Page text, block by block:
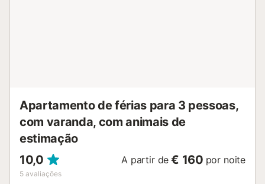
Apartamento de férias para 3 pessoas,
com varanda, com animais de
estimação
10,0
5 avaliações
A partir de € 160 por noite